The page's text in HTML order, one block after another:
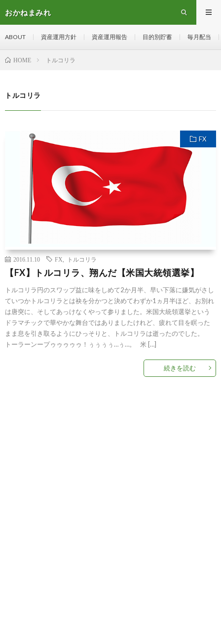
おかねまみれ
ABOUT 資産運用方針 資産運用報告 目的別貯蓄 毎月配当
HOME トルコリラ
トルコリラ
FX
2016.11.10 FX トルコリラ
【FX】トルコリラ、翔んだ【米国大統領選挙】
トルコリラ円のスワップ益に味をしめて2か月半、早い下落に嫌気がさし
ていつかトルコリラとは袂を分かつと決めてわずか1ヵ月半ほど、お別れ
は唐突に、そしてあっけなくやって参りました。米国大統領選挙という
ドラマチックで華やかな舞台ではありましたけれど、疲れて目を瞑った
まま息を引き取るようにひっそりと、トルコリラは逝ったのでした。
トーラーンープゥゥゥゥゥ！ぅぅぅぅ…ぅ…。 米 […]
続きを読む